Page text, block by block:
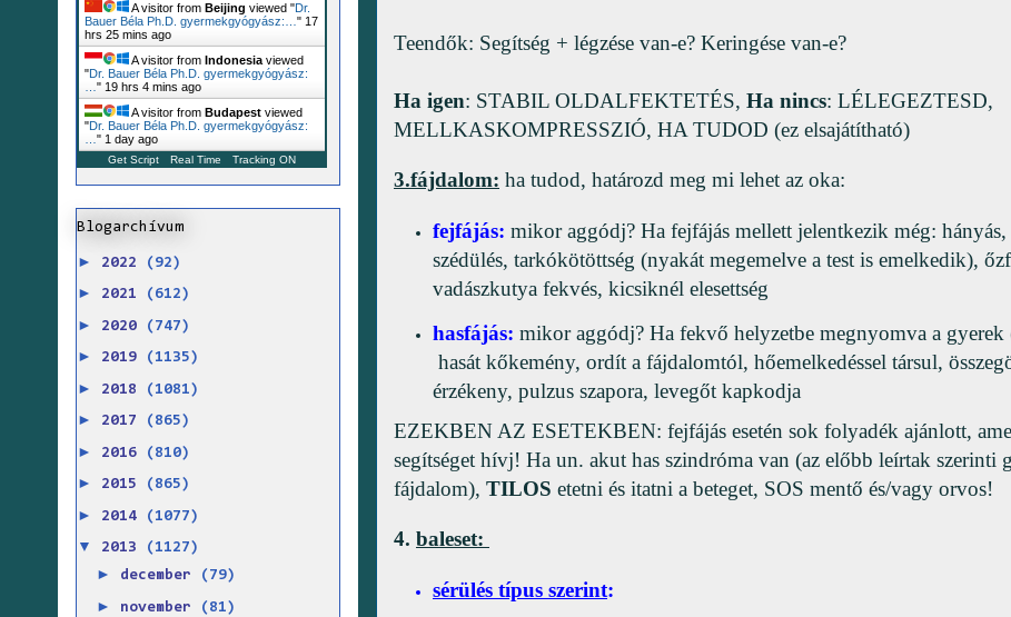
Teendők: Segítség + légzése van-e? Keringése van-e?
Ha igen: STABIL OLDALFEKTETÉS, Ha nincs: LÉLEGEZTESD,
MELLKASKOMPRESSZIÓ, HA TUDOD (ez elsajátítható)
3.fájdalom: ha tudod, határozd meg mi lehet az oka:
fejfájás: mikor aggódj? Ha fejfájás mellett jelentkezik még:
szédülés, tarkókötöttség (nyakát megemelve a test is emelkedik),
vadászkutya fekvés, kicsiknél elesettség
hasfájás: mikor aggódj? Ha fekvő helyzetbe megnyomva a
hasát kőkemény, ordít a fájdalomtól, hőemelkedéssel társul,
érzékeny, pulzus szapora, levegőt kapkodja
EZEKBEN AZ ESETEKBEN: fejfájás esetén sok folyadék ajánlott,
segítséget hívj! Ha un. akut has szindróma van (az előbb leírtak szerinti
fájdalom), TILOS etetni és itatni a beteget, SOS mentő és/vagy orvos!
4. baleset:
sérülés típus szerint:
A visitor from Beijing viewed "Dr.
Bauer Béla Ph.D. gyermekgyógyász:… " 17
hrs 25 mins ago
A visitor from Indonesia viewed
"Dr. Bauer Béla Ph.D. gyermekgyógyász:
" 19 hrs 4 mins ago
A visitor from Budapest viewed
"Dr. Bauer Béla Ph.D. gyermekgyógyász:
" 1 day ago
Get Script Real Time Tracking ON
Blogarchívum
► 2022 (92)
► 2021 (612)
► 2020 (747)
► 2019 (1135)
► 2018 (1081)
► 2017 (865)
► 2016 (810)
► 2015 (865)
► 2014 (1077)
▼ 2013 (1127)
► december (79)
► november (81)